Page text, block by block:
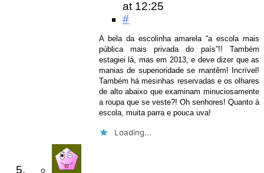
at 12:25
#
A bela da escolinha amarela “a escola mais
pública mais privada do país”!! Também
estagiei lá, mas em 2013, e deve dizer que as
manias de superioridade se mantêm! Incrível!
Também há mesinhas reservadas e os olhares
de alto abaixo que examinam minuciosamente
a roupa que se veste?! Oh senhores! Quanto à
escola, muita parra e pouca uva!
Loading...